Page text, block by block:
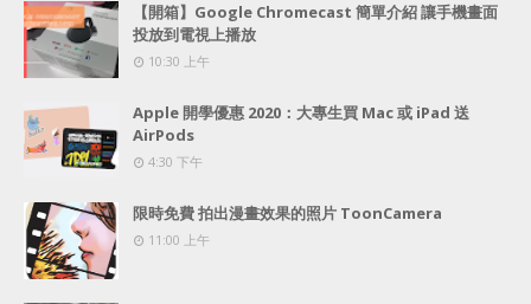
【開箱】Google Chromecast 簡單介紹 讓手機畫面
投放到電視上播放
10:30 上午
Apple 開學優惠 2020：大專生買 Mac 或 iPad 送
AirPods
4:30 下午
限時免費 拍出漫畫效果的照片 ToonCamera
11:00 上午